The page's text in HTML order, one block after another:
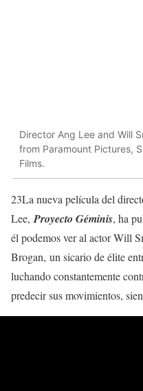
Director Ang Lee and Will
from Paramount Pictures,
Films.
23La nueva película del
Lee, Proyecto Géminis, ha
él podemos ver al actor Will
Brogan, un sicario de élite
luchando constantemente
predecir sus movimientos,